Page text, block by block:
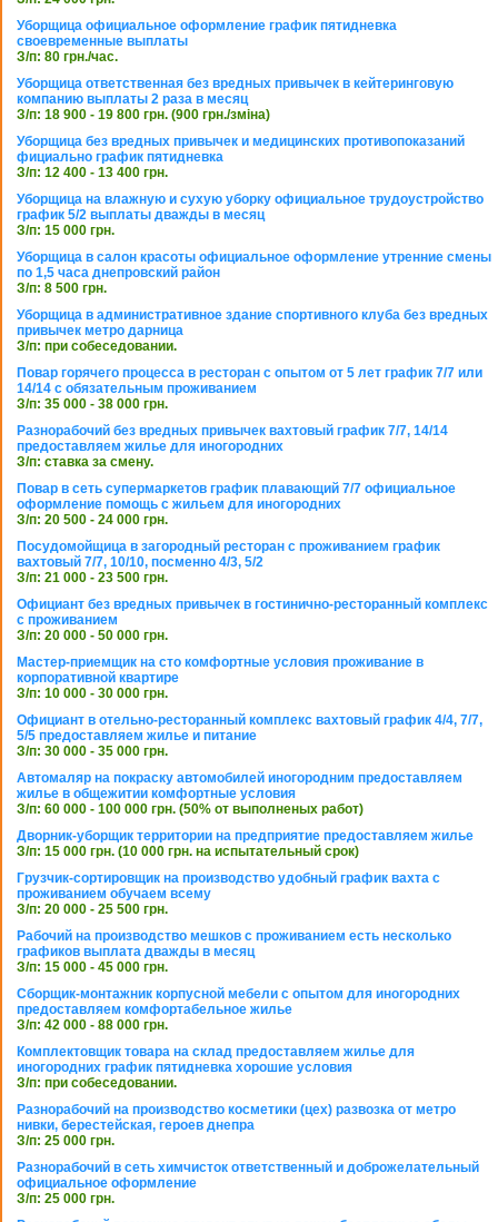
Уборщица официальное оформление график пятидневка
своевременные выплаты
З/п: 80 грн./час.
Уборщица ответственная без вредных привычек в кейтеринговую
компанию выплаты 2 раза в месяц
З/п: 18 900 - 19 800 грн. (900 грн./зміна)
Уборщица без вредных привычек и медицинских противопоказаний
фициально график пятидневка
З/п: 12 400 - 13 400 грн.
Уборщица на влажную и сухую уборку официальное трудоустройство
график 5/2 выплаты дважды в месяц
З/п: 15 000 грн.
Уборщица в салон красоты официальное оформление утренние смены
по 1,5 часа днепровский район
З/п: 8 500 грн.
Уборщица в административное здание спортивного клуба без вредных
привычек метро дарница
З/п: при собеседовании.
Повар горячего процесса в ресторан с опытом от 5 лет график 7/7 или
14/14 с обязательным проживанием
З/п: 35 000 - 38 000 грн.
Разнорабочий без вредных привычек вахтовый график 7/7, 14/14
предоставляем жилье для иногородних
З/п: ставка за смену.
Повар в сеть супермаркетов график плавающий 7/7 официальное
оформление помощь с жильем для иногородних
З/п: 20 500 - 24 000 грн.
Посудомойщица в загородный ресторан с проживанием график
вахтовый 7/7, 10/10, посменно 4/3, 5/2
З/п: 21 000 - 23 500 грн.
Официант без вредных привычек в гостинично-ресторанный комплекс
с проживанием
З/п: 20 000 - 50 000 грн.
Мастер-приемщик на сто комфортные условия проживание в
корпоративной квартире
З/п: 10 000 - 30 000 грн.
Официант в отельно-ресторанный комплекс вахтовый график 4/4, 7/7,
5/5 предоставляем жилье и питание
З/п: 30 000 - 35 000 грн.
Автомаляр на покраску автомобилей иногородним предоставляем
жилье в общежитии комфортные условия
З/п: 60 000 - 100 000 грн. (50% от выполненых работ)
Дворник-уборщик территории на предприятие предоставляем жилье
З/п: 15 000 грн. (10 000 грн. на испытательный срок)
Грузчик-сортировщик на производство удобный график вахта с
проживанием обучаем всему
З/п: 20 000 - 25 500 грн.
Рабочий на производство мешков с проживанием есть несколько
графиков выплата дважды в месяц
З/п: 15 000 - 45 000 грн.
Сборщик-монтажник корпусной мебели с опытом для иногородних
предоставляем комфортабельное жилье
З/п: 42 000 - 88 000 грн.
Комплектовщик товара на склад предоставляем жилье для
иногородних график пятидневка хорошие условия
З/п: при собеседовании.
Разнорабочий на производство косметики (цех) развозка от метро
нивки, берестейская, героев днепра
З/п: 25 000 грн.
Разнорабочий в сеть химчисток ответственный и доброжелательный
официальное оформление
З/п: 25 000 грн.